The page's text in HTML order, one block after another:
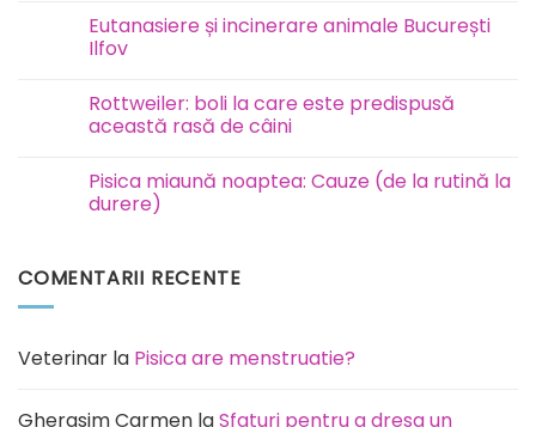
pisici
Dermatita
la
câini
Eutanasiere și incinerare animale București
Ilfov
la
Eutanasiere
și
București
Ilfov
Rottweiler: boli la care este predispusă
această rasă de câini
la
Rottweiler:
boli
predispusă
această
Pisica miaună noaptea: Cauze (de la rutină la
durere)
Pisica
miaună
la
rutină
COMENTARII RECENTE
Veterinar la Pisica are menstruatie?
Gherasim Carmen laSfaturi pentru a dresa un